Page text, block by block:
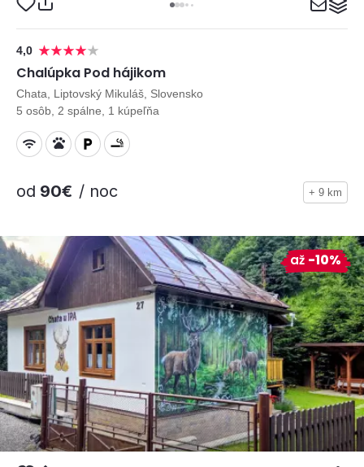
4,0
Chalúpka Pod hájikom
Chata, Liptovský Mikuláš, Slovensko
5 osôb, 2 spálne, 1 kúpeľňa
od 90€ / noc + 9 km
až -10%